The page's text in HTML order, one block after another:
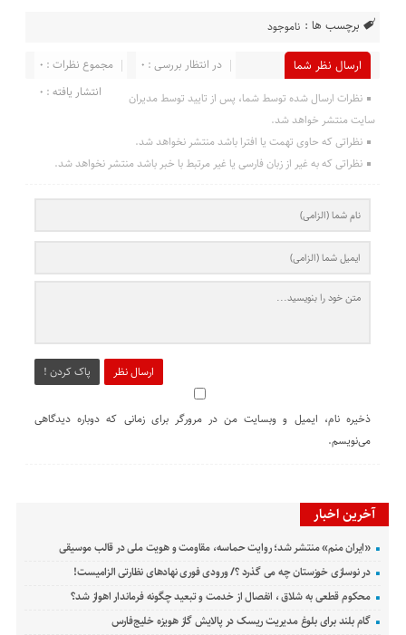
برچسب ها : ناموجود
ارسال نظر شما مجموع نظرات : 0
در انتظار بررسی : 0
انتشار یافته : 0
نظرات ارسال شده توسط شما، پس از تایید توسط مدیران
سایت منتشر خواهد شد.
نظراتی که حاوی تهمت یا افترا باشد منتشر نخواهد شد.
نظراتی که به غیر از زبان فارسی یا غیر مرتبط با خبر باشد منتشر نخواهد شد.
ارسال نظر پاک کردن !
ذخیره نام، ایمیل و وبسایت من در مرورگر برای زمانی که دوباره دیدگاهی
می‌نویسم.
آخرین اخبار
«ایران منم» منتشر شد؛ روایت حماسه، مقاومت و هویت ملی در قالب موسیقی
در نوسازی خوزستان چه می گذرد ؟/ ورودی فوری نهادهای نظارتی الزامیست!
محکوم قطعی به شلاق ، انفصال از خدمت و تبعید چگونه فرماندار اهواز شد؟
گام بلند برای بلوغ مدیریت ریسک در پالایش گاز هویزه خلیج‌فارس